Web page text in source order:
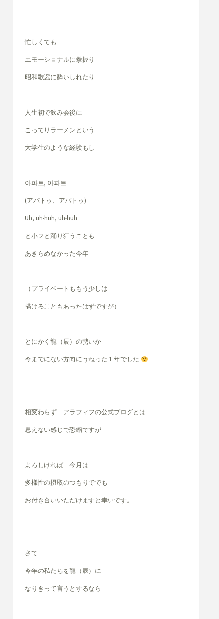
忙しくても
エモーショナルに拳握り
昭和歌謡に酔いしれたり
人生初で飲み会後に
こってりラーメンという
大学生のような経験もし
아파트, 아파트
(アパトゥ、アパトゥ)
Uh, uh-huh, uh-huh
と小２と踊り狂うことも
あきらめなかった今年
（プライベートももう少しは
描けることもあったはずですが）
とにかく龍（辰）の勢いか
今までにない方向にうねった １年でした
相変わらず アラフィフの公式ブログとは
思えない感じで恐縮ですが
よろしければ 今月は
多様性の摂取のつもりででも
お付き合いいただけますと幸いです。
さて
今年の私たちを龍（辰）に
なりきって言うとするなら